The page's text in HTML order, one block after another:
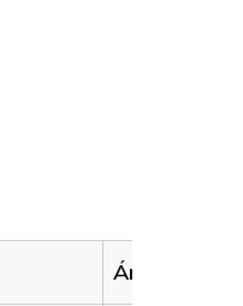
Ár (HUF)